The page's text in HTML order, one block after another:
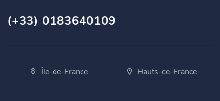
(+33) 0183640109
Île-de-France Hauts-de-France